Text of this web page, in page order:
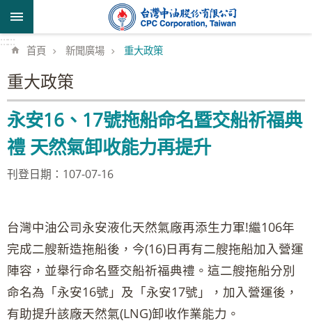
跳到主要內容區塊
::::::
首頁 新聞廣場 重大政策
重大政策
永安16、17號拖船命名暨交船祈福典
禮 天然氣卸收能力再提升
刊登日期：107-07-16
台灣中油公司永安液化天然氣廠再添生力軍!繼106年
完成二艘新造拖船後，今(16)日再有二艘拖船加入營運
陣容，並舉行命名暨交船祈福典禮。這二艘拖船分別
命名為「永安16號」及「永安17號」，加入營運後，
有助提升該廠天然氣(LNG)卸收作業能力。